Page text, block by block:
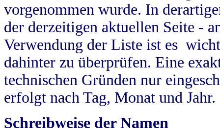
vorgenommen wurde. In
der derzeitigen aktuellen Seite -
Verwendung der Liste ist es
dahinter zu überprüfen. Eine
technischen Gründen nur
erfolgt nach Tag, Monat und Jahr.
Schreibweise der Namen